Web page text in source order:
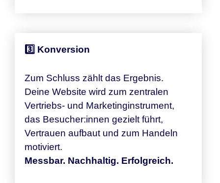
3️⃣ Konversion
Zum Schluss zählt das Ergebnis.
Deine Website wird zum zentralen
Vertriebs- und Marketinginstrument,
das Besucher:innen gezielt führt,
Vertrauen aufbaut und zum Handeln
motiviert.
Messbar. Nachhaltig. Erfolgreich.